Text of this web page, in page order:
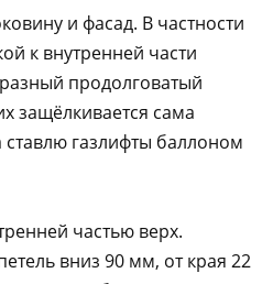
и фасад. В частности
к внутренней части
продолговатый
защёлкивается сама
ставлю газлифты баллоном
частью верх.
вниз 90 мм, от края 22